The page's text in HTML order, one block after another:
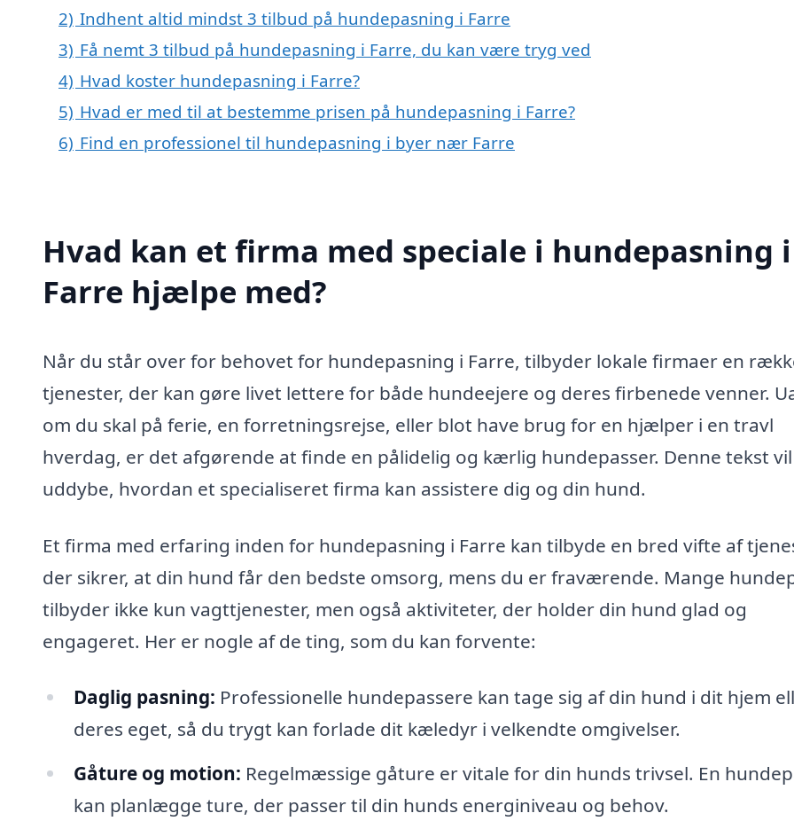
2) Indhent altid mindst 3 tilbud på hundepasning i Farre
3) Få nemt 3 tilbud på hundepasning i Farre, du kan være tryg ved
4) Hvad koster hundepasning i Farre?
5) Hvad er med til at bestemme prisen på hundepasning i Farre?
6) Find en professionel til hundepasning i byer nær Farre
Hvad kan et firma med speciale i hundepasning i
Farre hjælpe med?
Når du står over for behovet for hundepasning i Farre, tilbyder lokale firmaer en
tjenester, der kan gøre livet lettere for både hundeejere og deres firbenede venner.
om du skal på ferie, en forretningsrejse, eller blot have brug for en hjælper i en travl
hverdag, er det afgørende at finde en pålidelig og kærlig hundepasser. Denne tekst vil
uddybe, hvordan et specialiseret firma kan assistere dig og din hund.
Et firma med erfaring inden for hundepasning i Farre kan tilbyde en bred vifte af
der sikrer, at din hund får den bedste omsorg, mens du er fraværende. Mange
tilbyder ikke kun vagttjenester, men også aktiviteter, der holder din hund glad og
engageret. Her er nogle af de ting, som du kan forvente:
Daglig pasning: Professionelle hundepassere kan tage sig af din hund i dit hjem
deres eget, så du trygt kan forlade dit kæledyr i velkendte omgivelser.
Gåture og motion: Regelmæssige gåture er vitale for din hunds trivsel. En
kan planlægge ture, der passer til din hunds energiniveau og behov.